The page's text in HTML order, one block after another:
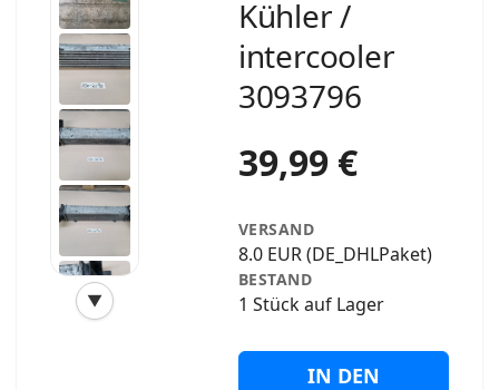
▼
‹
Kühler /
intercooler
3093796
39,99 €
VERSAND
8.0 EUR (DE_DHLPaket)
BESTAND
1 Stück auf Lager
IN DEN